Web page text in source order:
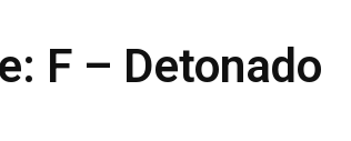
F – Detonado